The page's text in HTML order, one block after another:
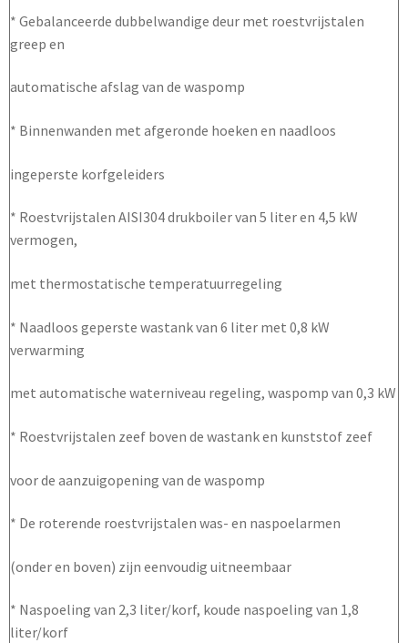
* Gebalanceerde dubbelwandige deur met roestvrijstalen
greep en
automatische afslag van de waspomp
* Binnenwanden met afgeronde hoeken en naadloos
ingeperste korfgeleiders
* Roestvrijstalen AISI304 drukboiler van 5 liter en 4,5 kW
vermogen,
met thermostatische temperatuurregeling
* Naadloos geperste wastank van 6 liter met 0,8 kW
verwarming
met automatische waterniveau regeling, waspomp van 0,3 kW
* Roestvrijstalen zeef boven de wastank en kunststof zeef
voor de aanzuigopening van de waspomp
* De roterende roestvrijstalen was- en naspoelarmen
(onder en boven) zijn eenvoudig uitneembaar
* Naspoeling van 2,3 liter/korf, koude naspoeling van 1,8
liter/korf